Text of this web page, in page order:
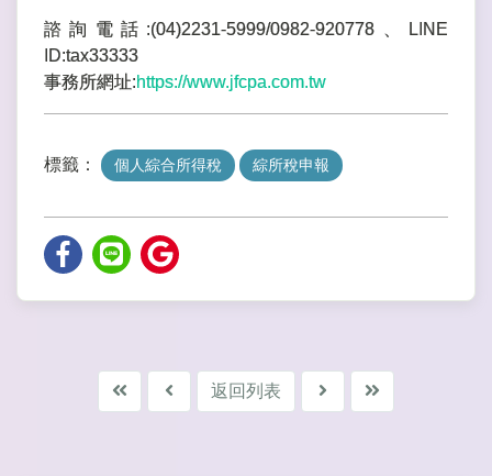
諮詢電話:(04)2231-5999/0982-920778、LINE
ID:tax33333
事務所網址:https://www.jfcpa.com.tw
標籤： 個人綜合所得稅 綜所稅申報
返回列表